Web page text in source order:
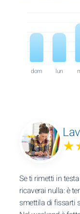
dom lun
Se ti rimetti in
ricaverai nulla: è
smettila di fissarti